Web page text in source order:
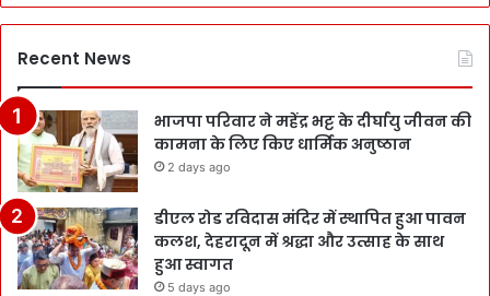
Recent News
भाजपा परिवार ने महेंद्र भट्ट के दीर्घायु जीवन की
कामना के लिए किए धार्मिक अनुष्ठान
2 days ago
डीएल रोड रविदास मंदिर में स्थापित हुआ पावन
कलश, देहरादून में श्रद्धा और उत्साह के साथ
हुआ स्वागत
5 days ago